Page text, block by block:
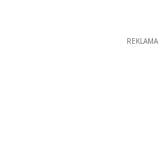
REKLAMA